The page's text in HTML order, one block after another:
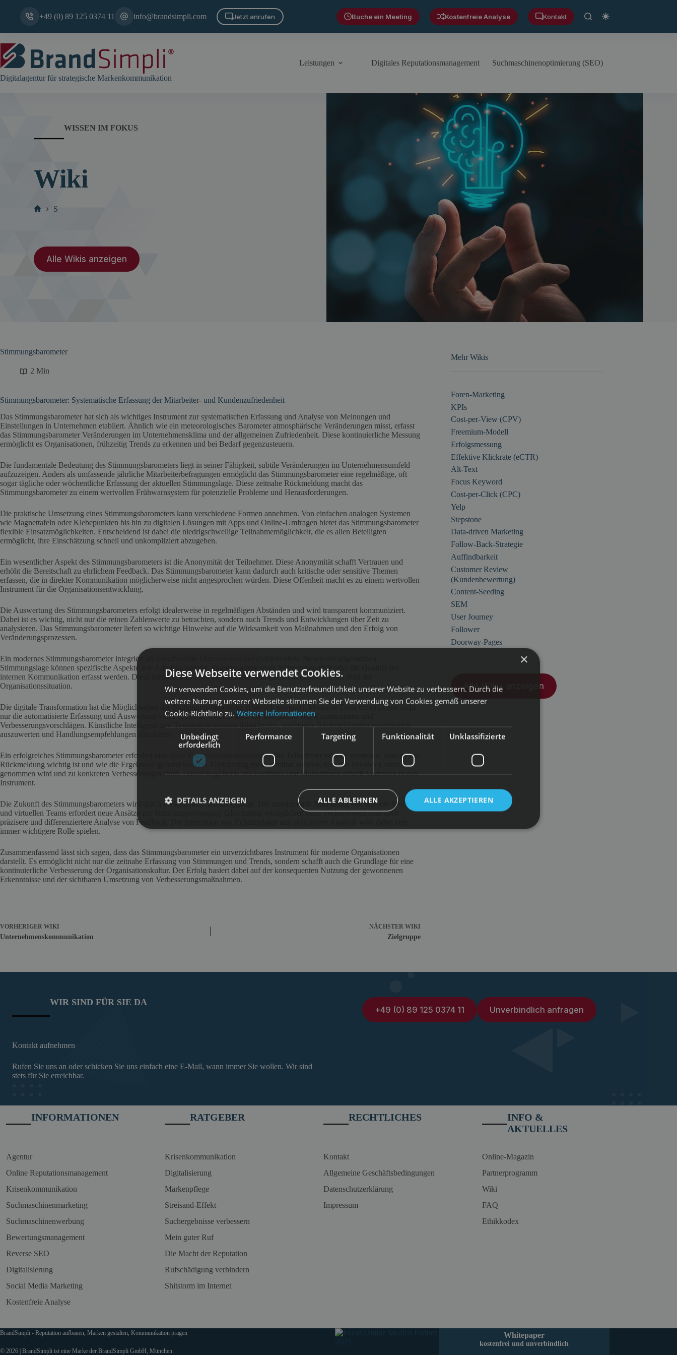
+49 (0) 89 125 0374 11 info@brandsimpli.com Jetzt anrufen Buche ein Meeting Kostenfreie Analyse Kontakt
Digitalagentur für strategische Markenkommunikation
Leistungen Digitales Reputationsmanagement Suchmaschinenoptimierung (SEO)
WISSEN IM FOKUS
Wiki
S
Alle Wikis anzeigen
Stimmungsbarometer
2 Min
Stimmungsbarometer: Systematische Erfassung der Mitarbeiter- und Kundenzufriedenheit
Das Stimmungsbarometer hat sich als wichtiges Instrument zur systematischen Erfassung und Analyse von Meinungen und
Einstellungen in Unternehmen etabliert. Ähnlich wie ein meteorologisches Barometer atmosphärische Veränderungen misst, erfasst
das Stimmungsbarometer Veränderungen im Unternehmensklima und der allgemeinen Zufriedenheit. Diese kontinuierliche Messung
ermöglicht es Organisationen, frühzeitig Trends zu erkennen und bei Bedarf gegenzusteuern.
Die fundamentale Bedeutung des Stimmungsbarometers liegt in seiner Fähigkeit, subtile Veränderungen im Unternehmensumfeld
aufzuzeigen. Anders als umfassende jährliche Mitarbeiterbefragungen ermöglicht das Stimmungsbarometer eine regelmäßige, oft
sogar tägliche oder wöchentliche Erfassung der aktuellen Stimmungslage. Diese zeitnahe Rückmeldung macht das
Stimmungsbarometer zu einem wertvollen Frühwarnsystem für potenzielle Probleme und Herausforderungen.
Die praktische Umsetzung eines Stimmungsbarometers kann verschiedene Formen annehmen. Von einfachen analogen Systemen
wie Magnettafeln oder Klebepunkten bis hin zu digitalen Lösungen mit Apps und Online-Umfragen bietet das Stimmungsbarometer
flexible Einsatzmöglichkeiten. Entscheidend ist dabei die niedrigschwellige Teilnahmemöglichkeit, die es allen Beteiligten
ermöglicht, ihre Einschätzung schnell und unkompliziert abzugeben.
Ein wesentlicher Aspekt des Stimmungsbarometers ist die Anonymität der Teilnehmer. Diese Anonymität schafft Vertrauen und
erhöht die Bereitschaft zu ehrlichem Feedback. Das Stimmungsbarometer kann dadurch auch kritische oder sensitive Themen
erfassen, die in direkter Kommunikation möglicherweise nicht angesprochen würden. Diese Offenheit macht es zu einem wertvollen
Instrument für die Organisationsentwicklung.
Die Auswertung des Stimmungsbarometers erfolgt idealerweise in regelmäßigen Abständen und wird transparent kommuniziert.
Dabei ist es wichtig, nicht nur die reinen Zahlenwerte zu betrachten, sondern auch Trends und Entwicklungen über Zeit zu
analysieren. Das Stimmungsbarometer liefert so wichtige Hinweise auf die Wirksamkeit von Maßnahmen und den Erfolg von
Veränderungsprozessen.
Ein modernes Stimmungsbarometer integriert oft verschiedene Dimensionen der Zufriedenheit. Neben der allgemeinen
Stimmungslage können spezifische Aspekte wie Arbeitsbelastung, Teamzusammenhalt, Führungsqualität oder die Qualität der
internen Kommunikation erfasst werden. Diese mehrdimensionale Betrachtung ermöglicht ein differenziertes Bild der
Organisationssituation.
Die digitale Transformation hat die Möglichkeiten des Stimmungsbarometers erheblich erweitert. Moderne Tools ermöglichen nicht
nur die automatisierte Erfassung und Auswertung von Feedback, sondern auch die Integration von Kommentaren und
Verbesserungsvorschlägen. Künstliche Intelligenz und Textanalyse können dabei helfen, qualitative Rückmeldungen systematisch
auszuwerten und Handlungsempfehlungen abzuleiten.
Ein erfolgreiches Stimmungsbarometer erfordert eine klare Kommunikationsstrategie. Die Teilnehmer müssen verstehen, warum ihre
Rückmeldung wichtig ist und wie die Ergebnisse genutzt werden. Gleichzeitig muss sichtbar werden, dass das Feedback ernst
genommen wird und zu konkreten Verbesserungen führt. Dieser Regelkreis aus Feedback und Maßnahmen schafft Vertrauen in das
Instrument.
Die Zukunft des Stimmungsbarometers wird durch verschiedene Trends geprägt. Die zunehmende Bedeutung von Remote Work
und virtuellen Teams erfordert neue Ansätze zur Stimmungserfassung. Gleichzeitig ermöglichen neue Technologien eine noch
präzisere und differenziertere Analyse von Feedback. Die Integration von Echtzeitdaten und prädiktiver Analytik wird dabei eine
immer wichtigere Rolle spielen.
Zusammenfassend lässt sich sagen, dass das Stimmungsbarometer ein unverzichtbares Instrument für moderne Organisationen
darstellt. Es ermöglicht nicht nur die zeitnahe Erfassung von Stimmungen und Trends, sondern schafft auch die Grundlage für eine
kontinuierliche Verbesserung der Organisationskultur. Der Erfolg basiert dabei auf der konsequenten Nutzung der gewonnenen
Erkenntnisse und der sichtbaren Umsetzung von Verbesserungsmaßnahmen.
VORHERIGER WIKI
Unternehmenskommunikation
NÄCHSTER WIKI
Zielgruppe
Mehr Wikis
Foren-Marketing
KPIs
Cost-per-View (CPV)
Freemium-Modell
Erfolgsmessung
Effektive Klickrate (eCTR)
Alt-Text
Focus Keyword
Cost-per-Click (CPC)
Yelp
Stepstone
Data-driven Marketing
Follow-Back-Strategie
Auffindbarkeit
Customer Review
(Kundenbewertung)
Content-Seeding
SEM
User Journey
Follower
Doorway-Pages
Alle Wikis anzeigen
WIR SIND FÜR SIE DA
Kontakt aufnehmen
Rufen Sie uns an oder schicken Sie uns einfach eine E-Mail, wann immer Sie wollen. Wir sind
stets für Sie erreichbar.
+49 (0) 89 125 0374 11 Unverbindlich anfragen
INFORMATIONEN
Agentur
Online Reputationsmanagement
Krisenkommunikation
Suchmaschinenmarketing
Suchmaschinenwerbung
Bewertungsmanagement
Reverse SEO
Digitalisierung
Social Media Marketing
Kostenfreie Analyse
RATGEBER
Krisenkommunikation
Digitalisierung
Markenpflege
Streisand-Effekt
Suchergebnisse verbessern
Mein guter Ruf
Die Macht der Reputation
Rufschädigung verhindern
Shitstorm im Internet
RECHTLICHES
Kontakt
Allgemeine Geschäftsbedingungen
Datenschutzerklärung
Impressum
INFO &
AKTUELLES
Online-Magazin
Partnerprogramm
Wiki
FAQ
Ethikkodex
BrandSimpli - Reputation aufbauen, Marken gestalten, Kommunikation prägen
© 2026 | BrandSimpli ist eine Marke der BrandSimpli GmbH, München.
Whitepaper
kostenfrei und unverbindlich
×
Diese Webseite verwendet Cookies.
Wir verwenden Cookies, um die Benutzerfreundlichkeit unserer Website zu verbessern. Durch die
weitere Nutzung unserer Webseite stimmen Sie der Verwendung von Cookies gemäß unserer
Cookie-Richtlinie zu. Weitere Informationen
Unbedingt
erforderlich
Performance Targeting Funktionalität Unklassifizierte
ALLE AKZEPTIEREN
ALLE ABLEHNEN
DETAILS ANZEIGEN